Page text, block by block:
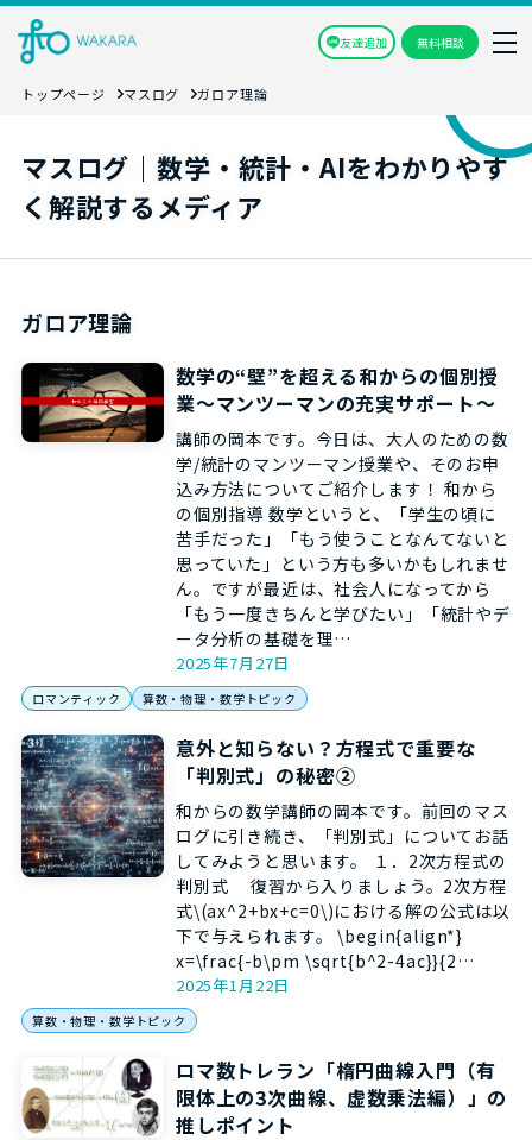
友達追加 無料相談
トップページ マスログ ガロア理論
マスログ｜数学・統計・AIをわかりやす
く解説するメディア
ガロア理論
数学の“壁”を超える和からの個別授
業～マンツーマンの充実サポート～
講師の岡本です。今日は、大人のための数
学/統計のマンツーマン授業や、そのお申
込み方法についてご紹介します！ 和から
の個別指導 数学というと、「学生の頃に
苦手だった」「もう使うことなんてないと
思っていた」という方も多いかもしれませ
ん。ですが最近は、社会人になってから
「もう一度きちんと学びたい」「統計やデ
ータ分析の基礎を理…
2025年7月27日
ロマンティック 算数・物理・数学トピック
意外と知らない？方程式で重要な
「判別式」の秘密②
和からの数学講師の岡本です。前回のマス
ログに引き続き、「判別式」についてお話
してみようと思います。 １．2次方程式の
判別式 復習から入りましょう。2次方程
式\(ax^2+bx+c=0\)における解の公式は以
下で与えられます。 \begin{align*}
x=\frac{-b\pm \sqrt{b^2-4ac}}{2…
2025年1月22日
算数・物理・数学トピック
ロマ数トレラン「楕円曲線入門（有
限体上の3次曲線、虚数乗法編）」の
推しポイント